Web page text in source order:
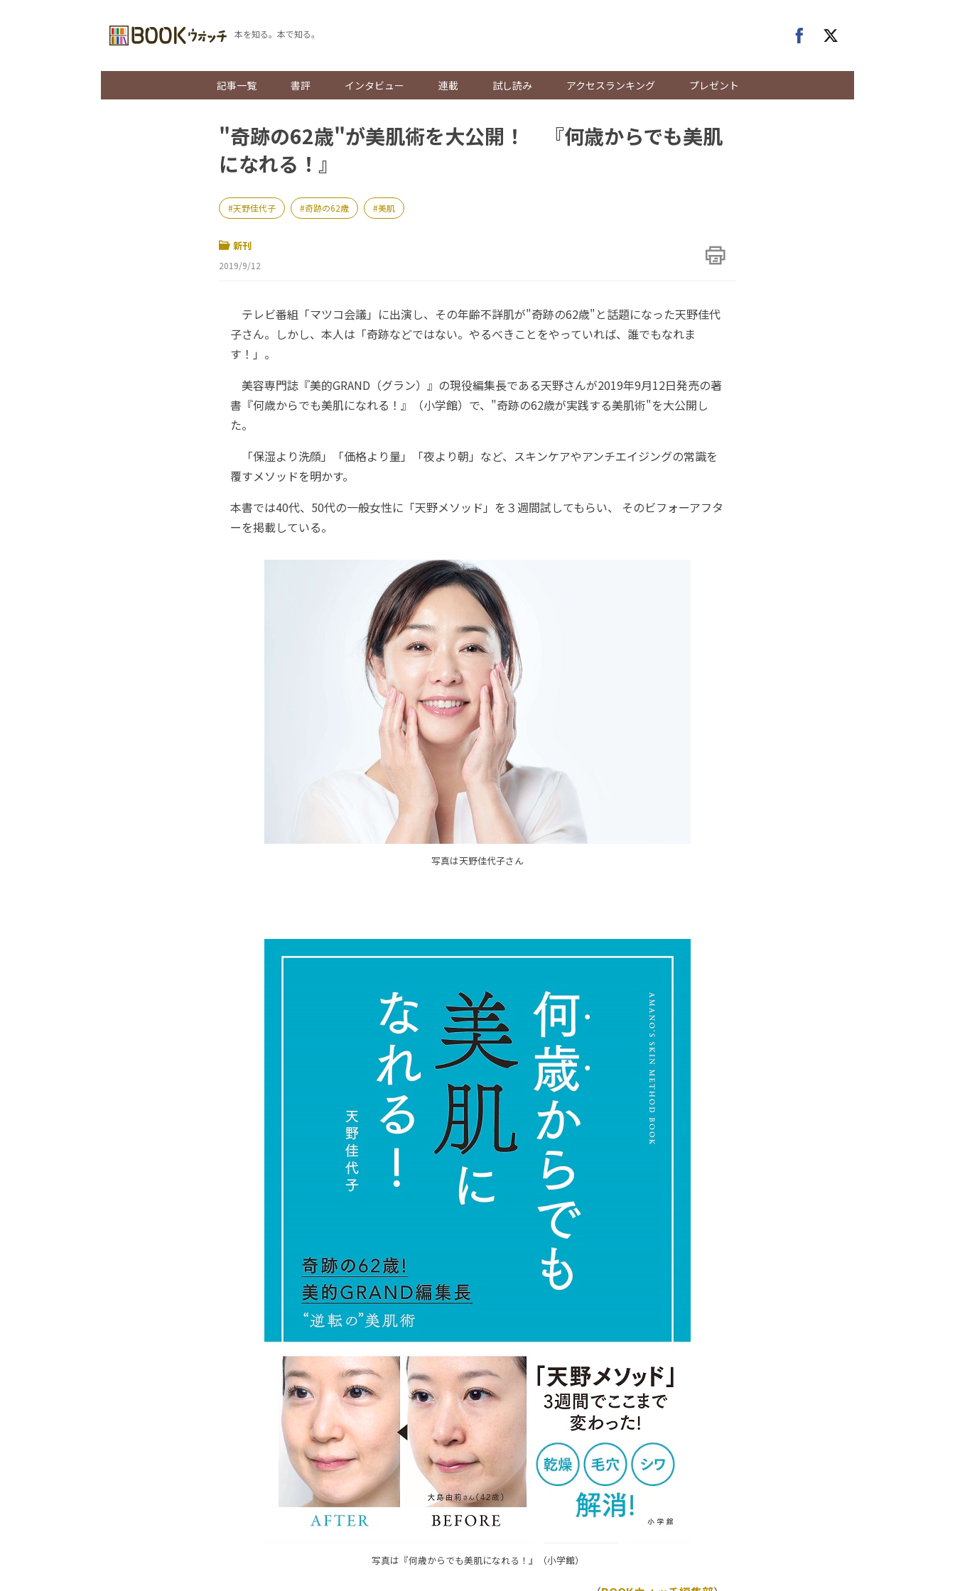
本を知る。本で知る。
記事一覧 書評 インタビュー 連載 試し読み アクセスランキング プレゼント
"奇跡の62歳"が美肌術を大公開！ 『何歳からでも美肌
になれる！』
天野佳代子 奇跡の62歳 美肌
新刊
2019/9/12
テレビ番組「マツコ会議」に出演し、その年齢不詳肌が"奇跡の62歳"と話題になった天野佳代
子さん。しかし、本人は「奇跡などではない。やるべきことをやっていれば、誰でもなれま
す！」。
美容専門誌『美的GRAND（グラン）』の現役編集長である天野さんが2019年9月12日発売の著
書『何歳からでも美肌になれる！』（小学館）で、"奇跡の62歳が実践する美肌術"を大公開し
た。
「保湿より洗顔」「価格より量」「夜より朝」など、スキンケアやアンチエイジングの常識を
覆すメソッドを明かす。
本書では40代、50代の一般女性に「天野メソッド」を３週間試してもらい、 そのビフォーアフタ
ーを掲載している。
写真は天野佳代子さん
写真は『何歳からでも美肌になれる！』（小学館）